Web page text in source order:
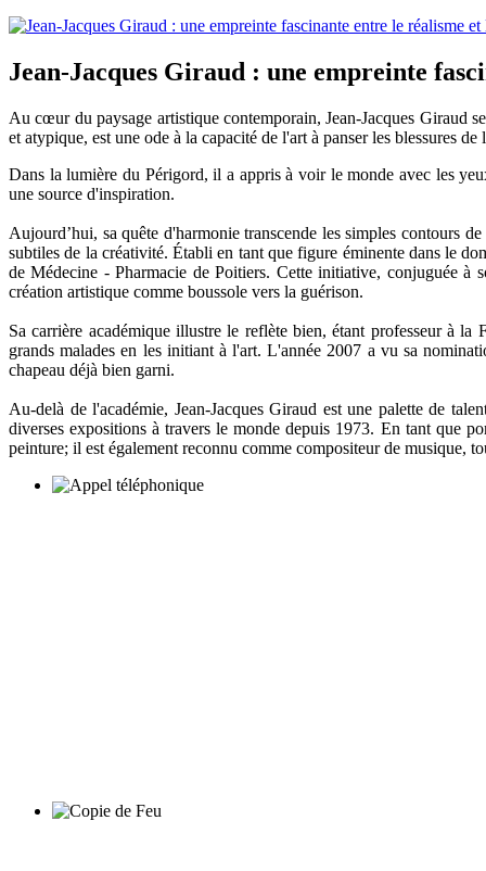
Jean-Jacques Giraud : une empreinte
Au cœur du paysage artistique contemporain, Jean-Jacques Giraud
et atypique, est une ode à la capacité de l'art à panser les blessures
Dans la lumière du Périgord, il a appris à voir le monde avec les
une source d'inspiration.
Aujourd’hui, sa quête d'harmonie transcende les simples contours
subtiles de la créativité. Établi en tant que figure éminente dans le
de Médecine - Pharmacie de Poitiers. Cette initiative, conjuguée à
création artistique comme boussole vers la guérison.
Sa carrière académique illustre le reflète bien, étant professeur à
grands malades en les initiant à l'art. L'année 2007 a vu sa
chapeau déjà bien garni.
Au-delà de l'académie, Jean-Jacques Giraud est une palette de
diverses expositions à travers le monde depuis 1973. En tant que
peinture; il est également reconnu comme compositeur de musique,